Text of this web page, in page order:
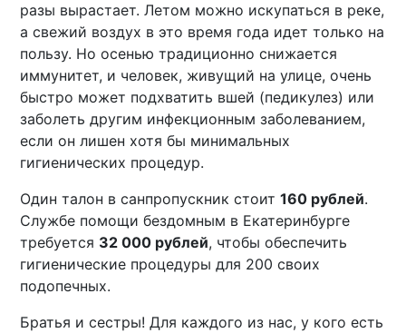
разы вырастает. Летом можно искупаться в реке,
а свежий воздух в это время года идет только на
пользу. Но осенью традиционно снижается
иммунитет, и человек, живущий на улице, очень
быстро может подхватить вшей (педикулез) или
заболеть другим инфекционным заболеванием,
если он лишен хотя бы минимальных
гигиенических процедур.
Один талон в санпропускник стоит160 рублей.
Службе помощи бездомным в Екатеринбурге
требуется 32 000 рублей, чтобы обеспечить
гигиенические процедуры для 200 своих
подопечных.
Братья и сестры! Для каждого из нас, у кого есть